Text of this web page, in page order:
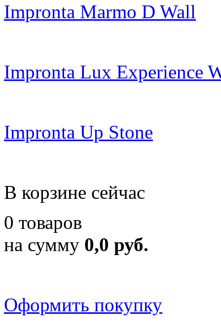
Impronta Marmo D Wall
Impronta Lux Experience
Impronta Up Stone
В корзине сейчас
0 товаров
на сумму 0,0 руб.
Оформить покупку